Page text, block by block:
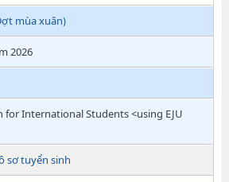
mùa xuân)
2026
for International Students <using EJU
sơ tuyển sinh